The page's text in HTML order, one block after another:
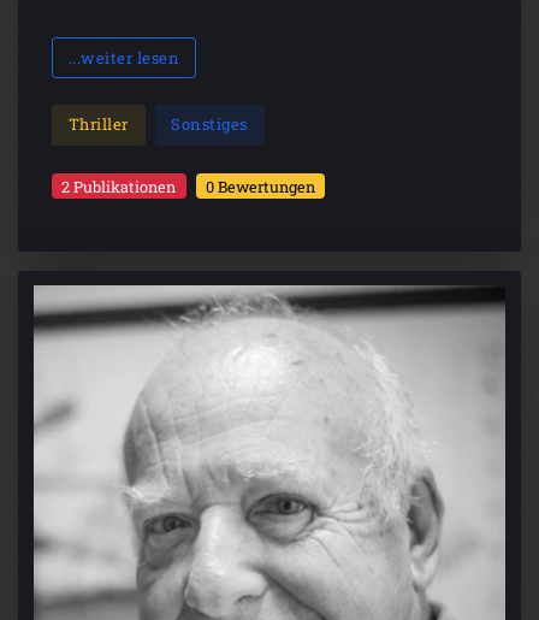
...weiter lesen
Thriller Sonstiges
2 Publikationen 0 Bewertungen